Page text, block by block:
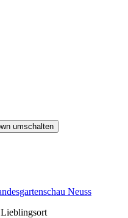
umschalten
Neuss